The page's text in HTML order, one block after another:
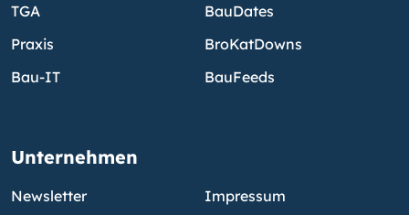
TGA
Praxis
Bau-IT
BauDates
BroKatDowns
BauFeeds
Unternehmen
Newsletter
Impressum